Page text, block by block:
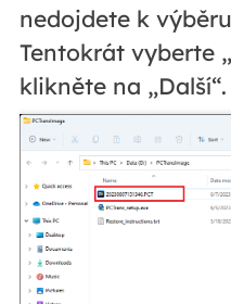
nedojdete k
Tentokrát vyberte
klikněte na „Další“.